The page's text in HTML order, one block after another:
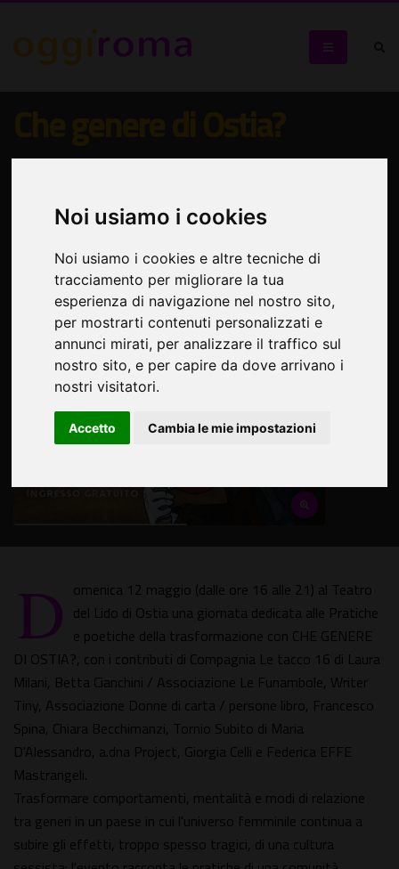
Noi usiamo i cookies
Noi usiamo i cookies e altre tecniche di
tracciamento per migliorare la tua
esperienza di navigazione nel nostro sito,
per mostrarti contenuti personalizzati e
annunci mirati, per analizzare il traffico sul
nostro sito, e per capire da dove arrivano i
nostri visitatori.
Accetto Cambia le mie impostazioni
Una kermesse di Pratiche e poetiche della trasformazione
D omenica 12 maggio (dalle ore 16 alle 21) al Teatro
del Lido di Ostia una giornata dedicata alle Pratiche
e poetiche della trasformazione con CHE GENERE
DI OSTIA?, con i contributi di Compagnia Le tacco 16 di Laura
Milani, Betta Cianchini / Associazione Le Funambole, Writer
Tiny, Associazione Donne di carta / persone libro, Francesco
Spina, Chiara Becchimanzi, Tornio Subito di Maria
D'Alessandro, a.dna Project, Giorgia Celli e Federica EFFE
Mastrangeli.
Trasformare comportamenti, mentalità e modi di relazione
tra generi in un paese in cui l'universo femminile continua a
subire gli effetti, troppo spesso tragici, di una cultura